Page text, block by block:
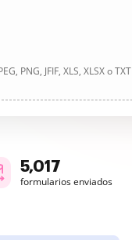
PNG, JFIF, XLS, XLSX o TXT
5,017
formularios enviados